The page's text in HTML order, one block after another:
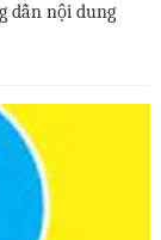
dẫn nội dung